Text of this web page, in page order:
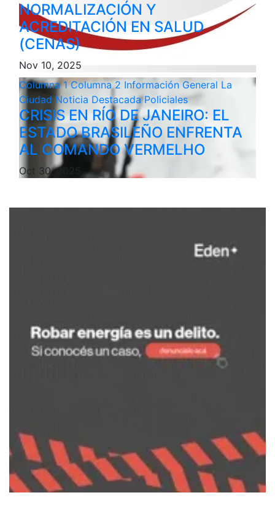
NORMALIZACIÓN Y
ACREDITACIÓN EN SALUD
(CENAS)
Nov 10, 2025
Columna 1Columna 2 Información General La
Ciudad Noticia Destacada Policiales
CRISIS EN RÍO DE JANEIRO: EL
ESTADO BRASILEÑO ENFRENTA
AL COMANDO VERMELHO
Oct 30, 2025